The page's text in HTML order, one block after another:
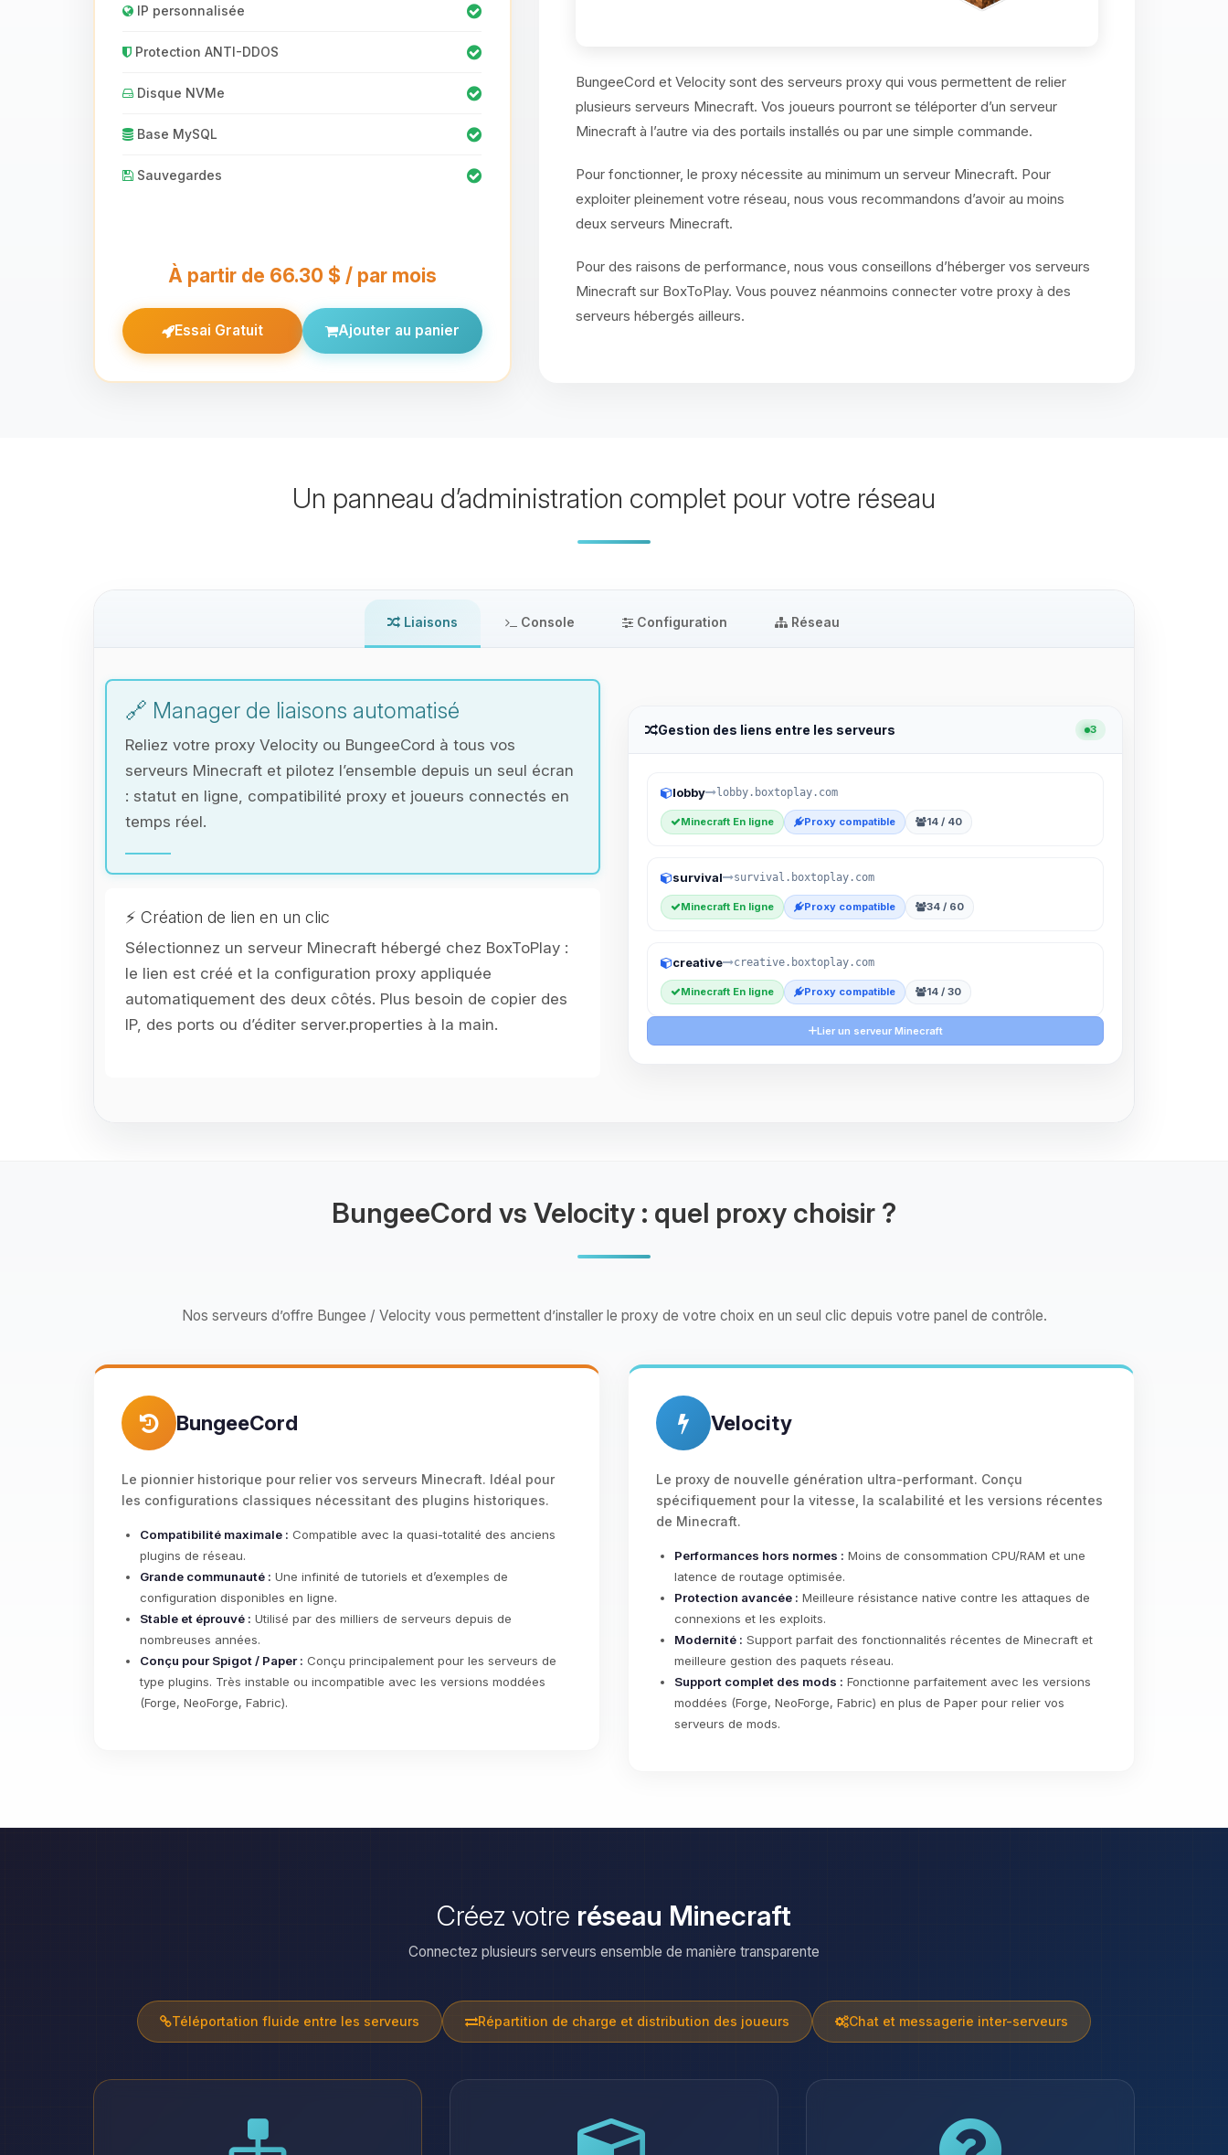
IP personnalisée
Protection ANTI-DDOS
Disque NVMe
Base MySQL
Sauvegardes
À partir de 66.30 $ / par mois
Essai Gratuit Ajouter au panier
BungeeCord et Velocity sont des serveurs proxy qui vous permettent de relier
plusieurs serveurs Minecraft. Vos joueurs pourront se téléporter d’un serveur
Minecraft à l’autre via des portails installés ou par une simple commande.
Pour fonctionner, le proxy nécessite au minimum un serveur Minecraft. Pour
exploiter pleinement votre réseau, nous vous recommandons d’avoir au moins
deux serveurs Minecraft.
Pour des raisons de performance, nous vous conseillons d’héberger vos serveurs
Minecraft sur BoxToPlay. Vous pouvez néanmoins connecter votre proxy à des
serveurs hébergés ailleurs.
Un panneau d’administration complet pour votre réseau
Liaisons Console Configuration Réseau
🔗 Manager de liaisons automatisé
Reliez votre proxy Velocity ou BungeeCord à tous vos
serveurs Minecraft et pilotez l’ensemble depuis un seul écran
: statut en ligne, compatibilité proxy et joueurs connectés en
temps réel.
⚡ Création de lien en un clic
Sélectionnez un serveur Minecraft hébergé chez BoxToPlay :
le lien est créé et la configuration proxy appliquée
automatiquement des deux côtés. Plus besoin de copier des
IP, des ports ou d’éditer server.properties à la main.
Gestion des liens entre les serveurs 3
lobby lobby.boxtoplay.com
Minecraft En ligne Proxy compatible 14 / 40
survival survival.boxtoplay.com
Minecraft En ligne Proxy compatible 34 / 60
creative creative.boxtoplay.com
Minecraft En ligne Proxy compatible 14 / 30
Lier un serveur Minecraft
BungeeCord vs Velocity : quel proxy choisir ?
Nos serveurs d’offre Bungee / Velocity vous permettent d’installer le proxy de votre choix en un seul clic depuis votre panel de contrôle.
BungeeCord
Le pionnier historique pour relier vos serveurs Minecraft. Idéal pour
les configurations classiques nécessitant des plugins historiques.
Compatibilité maximale : Compatible avec la quasi-totalité des anciens
plugins de réseau.
Grande communauté : Une infinité de tutoriels et d’exemples de
configuration disponibles en ligne.
Stable et éprouvé : Utilisé par des milliers de serveurs depuis de
nombreuses années.
Conçu pour Spigot / Paper : Conçu principalement pour les serveurs de
type plugins. Très instable ou incompatible avec les versions moddées
(Forge, NeoForge, Fabric).
Velocity
Le proxy de nouvelle génération ultra-performant. Conçu
spécifiquement pour la vitesse, la scalabilité et les versions récentes
de Minecraft.
Performances hors normes : Moins de consommation CPU/RAM et une
latence de routage optimisée.
Protection avancée : Meilleure résistance native contre les attaques de
connexions et les exploits.
Modernité : Support parfait des fonctionnalités récentes de Minecraft et
meilleure gestion des paquets réseau.
Support complet des mods : Fonctionne parfaitement avec les versions
moddées (Forge, NeoForge, Fabric) en plus de Paper pour relier vos
serveurs de mods.
Créez votre réseau Minecraft
Connectez plusieurs serveurs ensemble de manière transparente
Téléportation fluide entre les serveurs Répartition de charge et distribution des joueurs Chat et messagerie inter-serveurs